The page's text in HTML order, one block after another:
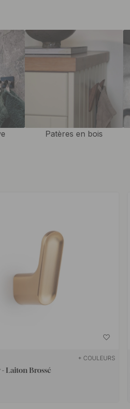
Patères en bois
+ COULEURS
- Laiton Brossé